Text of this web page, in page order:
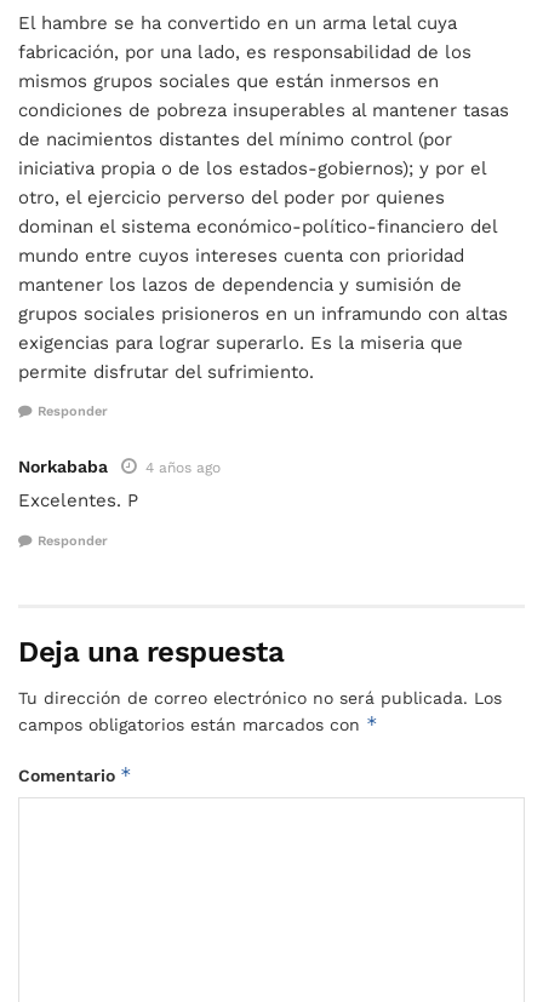
El hambre se ha convertido en un arma letal cuya
fabricación, por una lado, es responsabilidad de los
mismos grupos sociales que están inmersos en
condiciones de pobreza insuperables al mantener tasas
de nacimientos distantes del mínimo control (por
iniciativa propia o de los estados-gobiernos); y por el
otro, el ejercicio perverso del poder por quienes
dominan el sistema económico-político-financiero del
mundo entre cuyos intereses cuenta con prioridad
mantener los lazos de dependencia y sumisión de
grupos sociales prisioneros en un inframundo con altas
exigencias para lograr superarlo. Es la miseria que
permite disfrutar del sufrimiento.
Responder
Norkababa 4 años ago
Excelentes. P
Responder
Deja una respuesta
Tu dirección de correo electrónico no será publicada. Los
campos obligatorios están marcados con *
Comentario *